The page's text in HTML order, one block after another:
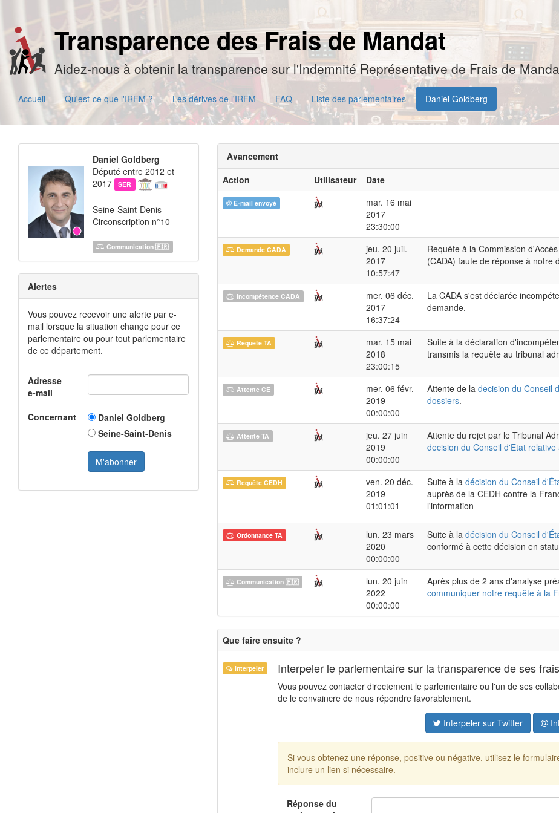
Transparence des Frais de Mandat
Aidez-nous à obtenir la transparence sur l'Indemnité Représentative de Frais de
Accueil Qu'est-ce que l'IRFM ? Les dérives de l'IRFM FAQ Liste des parlementaires Daniel Goldberg
Daniel Goldberg
Député entre 2012 et
2017
SER
Seine-Saint-Denis –
Circonscription n°10
Communication 🇫🇷
Alertes
Vous pouvez recevoir une alerte par e-
mail lorsque la situation change pour ce
parlementaire ou pour tout parlementaire
de ce département.
Adresse
e-mail
Concernant
Daniel Goldberg
Seine-Saint-Denis
Avancement
Action
Utilisateur Date
E-mail envoyé
mar. 16 mai
2017
23:30:00
Demande CADA
jeu. 20 juil.
2017
10:57:47
Requête à la Commission
(CADA) faute de réponse à notre
Incompétence CADA
mer. 06 déc.
2017
16:37:24
La CADA s'est déclarée
demande.
Requête TA
mar. 15 mai
2018
23:00:15
Suite à la déclaration
transmis la requête au tribunal
Attente CE
mer. 06 févr.
2019
00:00:00
Attente de la decision du Conseil
dossiers.
Attente TA
jeu. 27 juin
2019
00:00:00
Attente du rejet par le Tribunal
decision du Conseil d'Etat
Requête CEDH
ven. 20 déc.
2019
01:01:01
Suite à la décision du Conseil
auprès de la CEDH contre la
l'information
Ordonnance TA
lun. 23 mars
2020
00:00:00
Suite à la décision du Conseil
conformé à cette décision en
Communication 🇫🇷
lun. 20 juin
2022
00:00:00
Après plus de 2 ans d'analyse
communiquer notre requête à la
Que faire ensuite ?
Interpeler Interpeler le parlementaire sur la transparence de ses
Vous pouvez contacter directement le parlementaire ou l'un de ses
de le convaincre de nous répondre favorablement.
Interpeler sur Twitter
Si vous obtenez une réponse, positive ou négative, utilisez le
inclure un lien si nécessaire.
Réponse du